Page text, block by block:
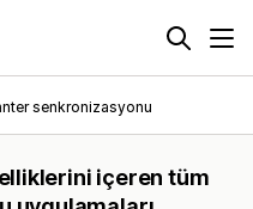
senkronizasyonu
içeren tüm